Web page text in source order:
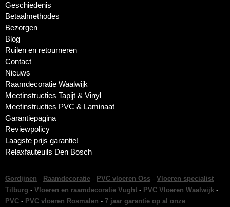
Geschiedenis
Betaalmethodes
Bezorgen
Blog
Ruilen en retourneren
Contact
Nieuws
Raamdecoratie Waalwijk
Meetinstructies Tapijt & Vinyl
Meetinstructies PVC & Laminaat
Garantiepagina
Reviewpolicy
Laagste prijs garantie!
Relaxfauteuils Den Bosch
Gordijnen - Raamdecoratie - PVC vloeren Oss - Vloeren specialist
Tilburg - Vloeren en raamdecoratie Vught - PVC Vloeren Waalwijk -
PVC - PVC vloeren Rosmalen - 7 jaar garantie op al onze